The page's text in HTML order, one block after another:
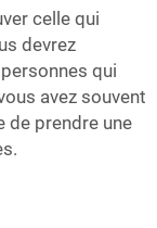
celle qui
devrez
qui
avez souvent
de prendre une